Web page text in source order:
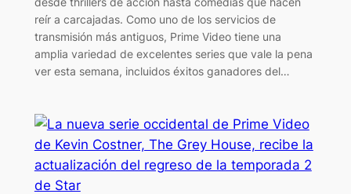
reír a carcajadas. Como uno de los servicios de
transmisión más antiguos, Prime Video tiene una
amplia variedad de excelentes series que vale la pena
ver esta semana, incluidos éxitos ganadores del…